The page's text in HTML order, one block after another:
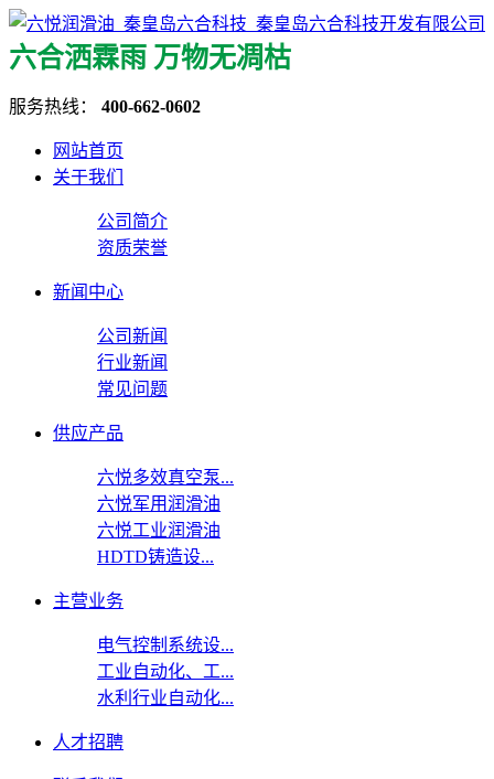
六合洒霖雨 万物无凋枯
服务热线： 400-662-0602
网站首页
关于我们
公司简介
资质荣誉
新闻中心
公司新闻
行业新闻
常见问题
供应产品
六悦多效真空泵...
六悦军用润滑油
六悦工业润滑油
HDTD铸造设...
主营业务
电气控制系统设...
工业自动化、工...
水利行业自动化...
人才招聘